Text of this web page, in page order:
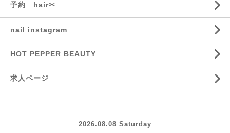
予約 hair✂︎
nail instagram
HOT PEPPER BEAUTY
求人ページ
2026.08.08 Saturday